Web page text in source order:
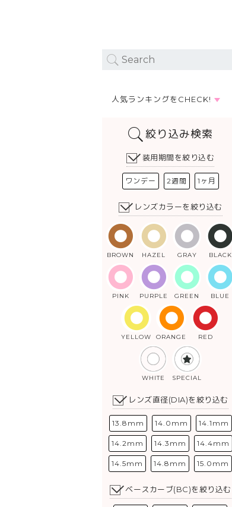
人気ランキングをCHECK!
絞り込み検索
装用期間を絞り込む
ワンデー 2週間 1ヶ月
レンズカラーを絞り込む
BROWN HAZEL GRAY BLACK
PINK PURPLE GREEN BLUE
YELLOW ORANGE RED
WHITE SPECIAL
レンズ直径(DIA)を絞り込む
13.8mm 14.0mm 14.1mm
14.2mm 14.3mm 14.4mm
14.5mm 14.8mm 15.0mm
ベースカーブ(BC)を絞り込む